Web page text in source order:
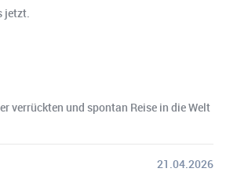
jetzt.
verrückten und spontan Reise in die Welt
21.04.2026